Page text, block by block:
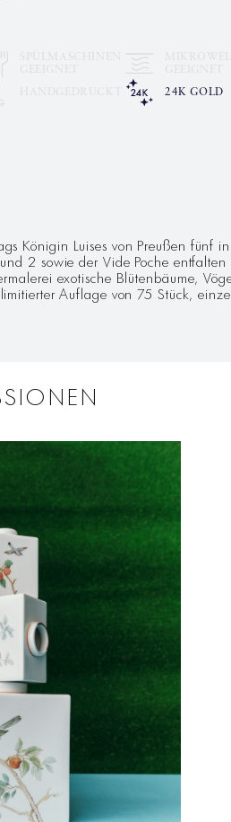
24K GOLD
Königin Luises von Preußen fünf
2 sowie der Vide Poche
exotische Blütenbäume,
Auflage von 75 Stück,